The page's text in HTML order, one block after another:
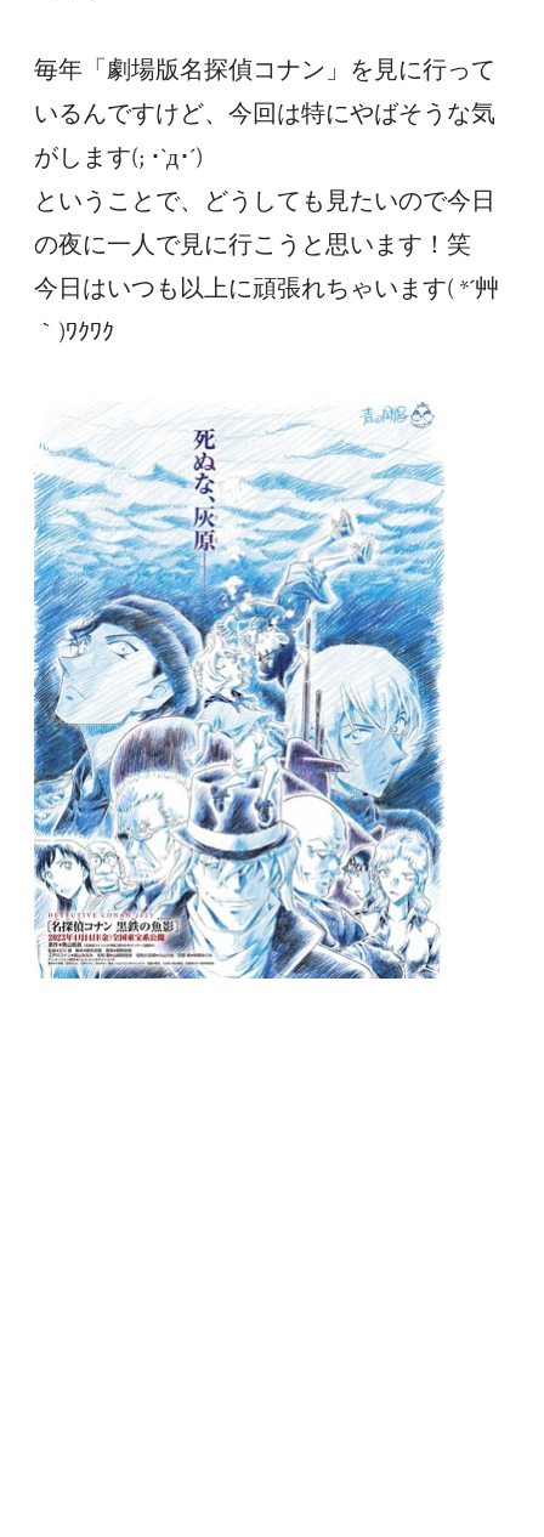
毎年「劇場版名探偵コナン」を見に行って
いるんですけど、今回は特にやばそうな気
がします(; ･`д･´)
ということで、どうしても見たいので今日
の夜に一人で見に行こうと思います！笑
今日はいつも以上に頑張れちゃいます( *´艸
｀)ﾜｸﾜｸ